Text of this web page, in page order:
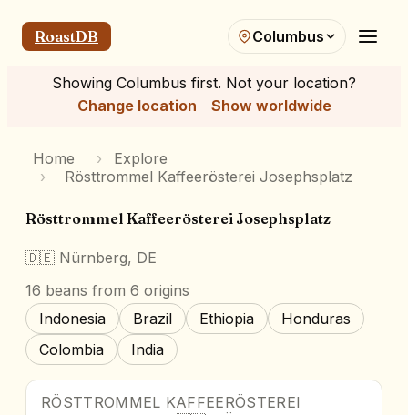
RoastDB Columbus
Showing Columbus first. Not your location?
Change location
Show worldwide
Home ›
Explore
›
Rösttrommel Kaffeerösterei Josephsplatz
Rösttrommel Kaffeerösterei Josephsplatz
🇩🇪 Nürnberg, DE
16 beans from 6 origins
Indonesia
Brazil Ethiopia
Honduras
Colombia
India
Award Winner
RÖSTTROMMEL KAFFEERÖSTEREI